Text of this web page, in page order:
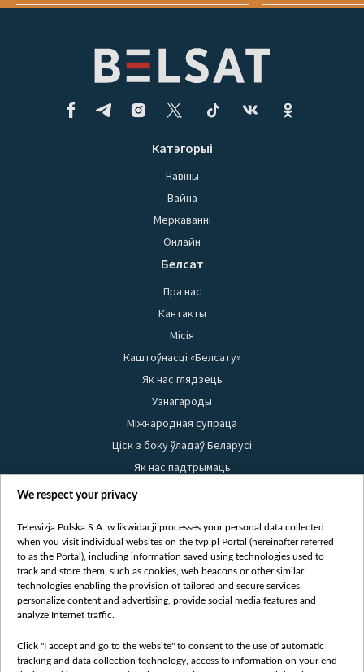
Катэгорыі
Навіны
Вайна
Меркаванні
Онлайн
Белсат
Пра нас
Кантакты
Місія
Каштоўнасці «Белсату»
Як нас глядзець
Узнагароды
Міжнародная супраца
Ціск з боку ўладаў Беларусі
Як нас падтрымаць
Правілы выкарыстання матэрыялаў
Бяспека
Youtube
Белсат news
Белсат Shorts
Жэстачайшы мульт
We respect your privacy
Telewizja Polska S.A. w likwidacji processes your personal data collected
when you visit individual websites on the tvp.pl Portal (hereinafter referred
to as the Portal), including information saved using technologies used to
track and store them, such as cookies, web beacons or other similar
technologies enabling the provision of tailored and secure services,
personalize content and advertising, provide social media features and
analyze Internet traffic.
Click "I accept and go to the website" to consent to the use of automatic
tracking and data collection technology, access to information on your end